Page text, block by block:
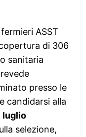
ASST
di 306
sanitaria
presso le
candidarsi alla
luglio
selezione,